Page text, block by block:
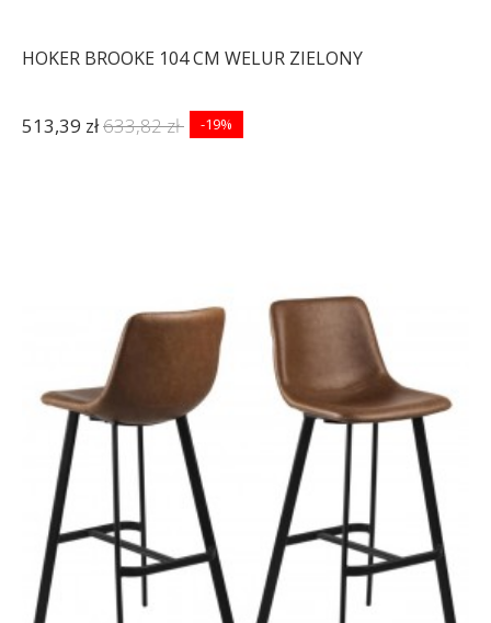
HOKER BROOKE 104 CM WELUR ZIELONY
513,39 zł633,82 zł -19%